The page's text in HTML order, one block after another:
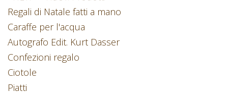
Regali di Natale fatti a mano
Caraffe per l'acqua
Autografo Edit. Kurt Dasser
Confezioni regalo
Ciotole
Piatti